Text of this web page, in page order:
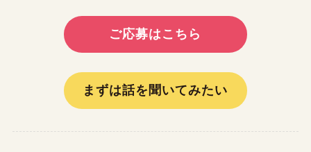
ご応募はこちら
まずは話を聞いてみたい